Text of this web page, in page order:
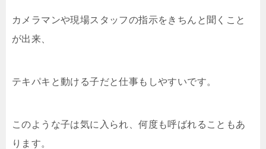
カメラマンや現場スタッフの指示をきちんと聞くこと
が出来、
テキパキと動ける子だと仕事もしやすいです。
このような子は気に入られ、何度も呼ばれることもあ
ります。